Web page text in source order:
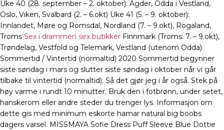
Uke 40 (28. september – 2. oktober): Agder, Odda i Vestland,
Oslo, Viken, Svalbard (2. – 6.okt) Uke 41 (5. – 9. oktober):
Innlandet, Møre og Romsdal, Nordland (7. – 9.okt), Rogaland,
Troms Sex i drammen sex butikker Finnmark (Troms: 7. – 9.okt),
Trøndelag, Vestfold og Telemark, Vestland (utenom Odda)
Sommertid / Vintertid (normaltid) 2020 Sommertid begynner
siste søndag i mars og slutter siste søndag i oktober når vi går
tilbake til vintertid (normaltid). Så det gjør jeg i år også. Stek på
høy varme i rundt 10 minutter. Bruk den i fotbrønn, under setet,
hanskerom eller andre steder du trenger lys. Informasjon om
dette gis med minimum eskorte hamar natural big boobs
dagers varsel. MISSMAYA Sofie Dress Puff Sleeve Blue Dottie